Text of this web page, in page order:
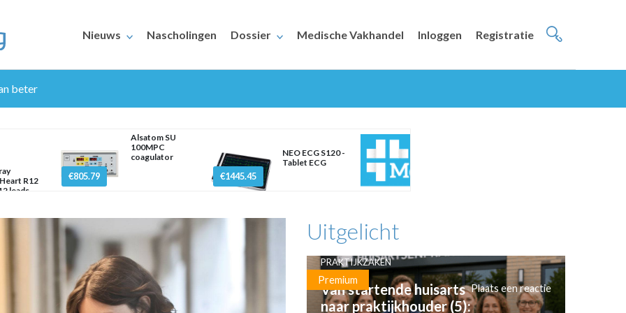
Nieuws Nascholingen Dossier Medische Vakhandel Inloggen Registratie
beter
R12
leads
€805.79
Alsatom SU
100MPC
coagulator
€1445.45
NEO ECG S120 -
Tablet ECG
Uitgelicht
Premium
PRAKTIJKZAKEN
Van startende huisarts
naar praktijkhouder (5):
Plaats een reactie